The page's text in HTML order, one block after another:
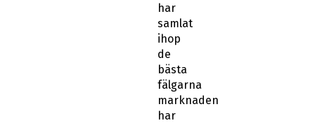
har
samlat
ihop
de
bästa
fälgarna
marknaden
har